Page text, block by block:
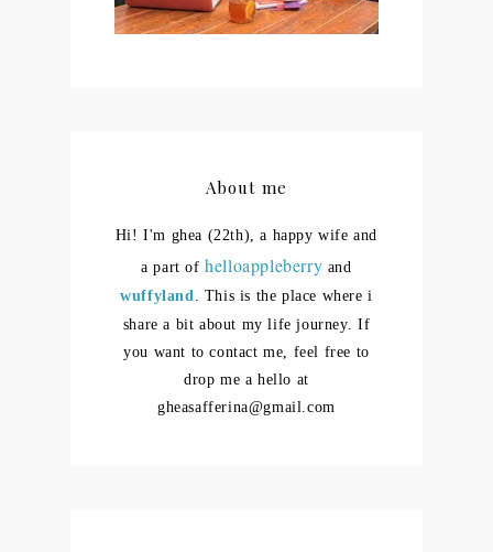
About me
Hi! I'm ghea (22th), a happy wife and
a part ofhelloappleberry and
wuffyland. This is the place where i
share a bit about my life journey. If
you want to contact me, feel free to
drop me a hello at
gheasafferina@gmail.com